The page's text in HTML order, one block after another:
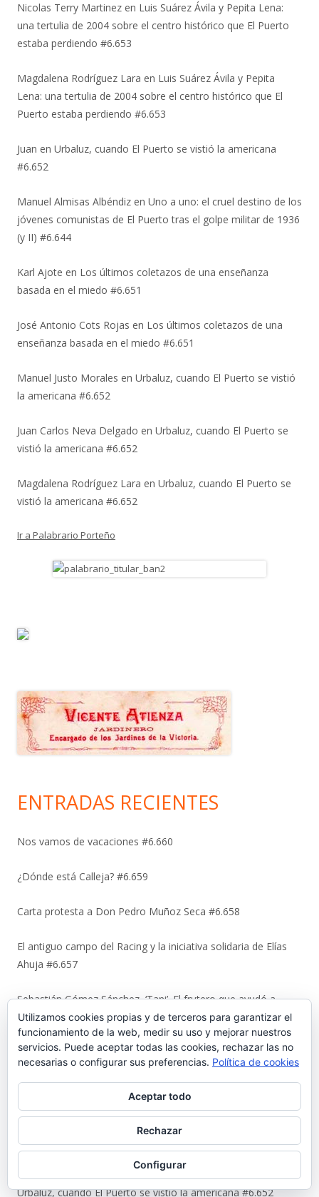
Nicolas Terry Martinez en Luis Suárez Ávila y Pepita Lena:
una tertulia de 2004 sobre el centro histórico que El Puerto
estaba perdiendo #6.653
Magdalena Rodríguez Lara en Luis Suárez Ávila y Pepita
Lena: una tertulia de 2004 sobre el centro histórico que El
Puerto estaba perdiendo #6.653
Juan en Urbaluz, cuando El Puerto se vistió la americana
#6.652
Manuel Almisas Albéndiz en Uno a uno: el cruel destino de los
jóvenes comunistas de El Puerto tras el golpe militar de 1936
(y II) #6.644
Karl Ajote en Los últimos coletazos de una enseñanza
basada en el miedo #6.651
José Antonio Cots Rojas en Los últimos coletazos de una
enseñanza basada en el miedo #6.651
Manuel Justo Morales en Urbaluz, cuando El Puerto se vistió
la americana #6.652
Juan Carlos Neva Delgado en Urbaluz, cuando El Puerto se
vistió la americana #6.652
Magdalena Rodríguez Lara en Urbaluz, cuando El Puerto se
vistió la americana #6.652
Ir a Palabrario Porteño
ENTRADAS RECIENTES
Nos vamos de vacaciones #6.660
¿Dónde está Calleja? #6.659
Carta protesta a Don Pedro Muñoz Seca #6.658
El antiguo campo del Racing y la iniciativa solidaria de Elías
Ahuja #6.657
Sebastián Gómez Sánchez, ‘Tani’. El frutero que ayudó a
sacar adelante a once hermanos #6.656
La viñeta de Alberto Castrelo. Se hacen fiestas a domicilio
#6.655
Cuando «el Pavirri» llevaba a El Puerto en la garganta #6.654
Luis Suárez Ávila y Pepita Lena: una tertulia de 2004 sobre el
centro histórico que El Puerto estaba perdiendo #6.653
Urbaluz, cuando El Puerto se vistió la americana #6.652
Utilizamos cookies propias y de terceros para garantizar el
funcionamiento de la web, medir su uso y mejorar nuestros
servicios. Puede aceptar todas las cookies, rechazar las no
necesarias o configurar sus preferencias. Política de cookies
Aceptar todo
Rechazar
Configurar